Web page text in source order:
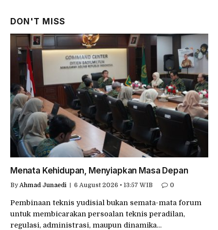
DON'T MISS
Menata Kehidupan, Menyiapkan Masa Depan
By Ahmad Junaedi 6 August 2026 • 13:57 WIB 0
Pembinaan teknis yudisial bukan semata-mata forum
untuk membicarakan persoalan teknis peradilan,
regulasi, administrasi, maupun dinamika…